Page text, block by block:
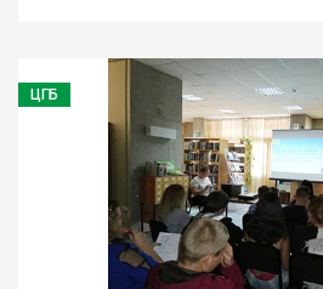
ЦГБ